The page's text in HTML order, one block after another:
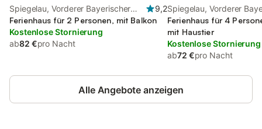
Spiegelau, Vorderer Bayerischer
Wald
9,2
Ferienhaus für 2 Personen, mit Balkon
Kostenlose Stornierung
ab82 €pro Nacht
Spiegelau, Vorderer
Wald
Ferienhaus für 4
mit Haustier
Kostenlose Stornierung
ab72 €pro Nacht
Alle Angebote anzeigen